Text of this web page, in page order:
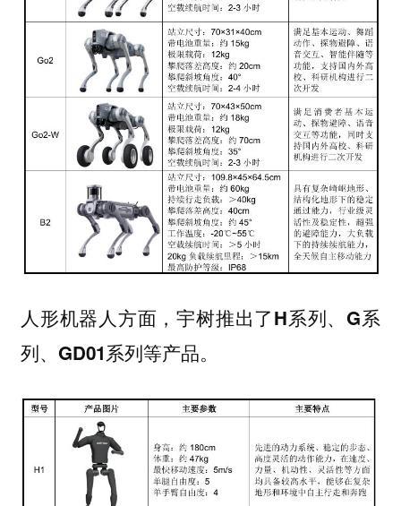
人形机器人方面，宇树推出了H系列、G系
列、GD01系列等产品。